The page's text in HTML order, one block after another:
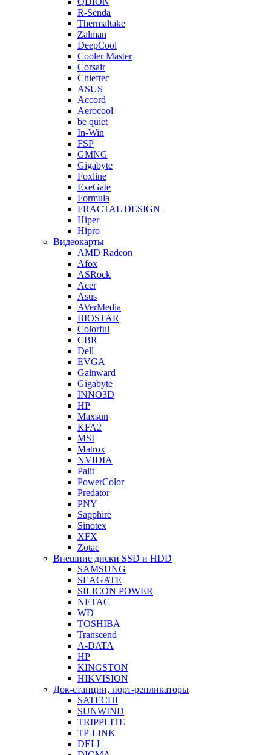
R-Senda
Thermaltake
Zalman
DeepCool
Cooler Master
Corsair
Chieftec
ASUS
Accord
Aerocool
be quiet
In-Win
FSP
GMNG
Gigabyte
Foxline
ExeGate
Formula
FRACTAL DESIGN
Hiper
Hipro
Видеокарты
AMD Radeon
Afox
ASRock
Acer
Asus
AVerMedia
BIOSTAR
Colorful
CBR
Dell
EVGA
Gainward
Gigabyte
INNO3D
HP
Maxsun
KFA2
MSI
Matrox
NVIDIA
Palit
PowerColor
Predator
PNY
Sapphire
Sinotex
XFX
Zotac
Внешние диски SSD и HDD
SAMSUNG
SEAGATE
SILICON POWER
NETAC
WD
TOSHIBA
Transcend
A-DATA
HP
KINGSTON
HIKVISION
Док-станции, порт-репликаторы
SATECHI
SUNWIND
TRIPPLITE
TP-LINK
DELL